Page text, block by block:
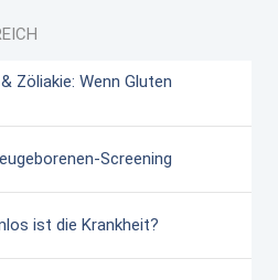
Zöliakie: Wenn Gluten
Screening
ist die Krankheit?